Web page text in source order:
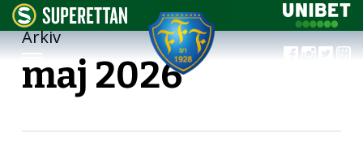
Arkiv
maj 2026